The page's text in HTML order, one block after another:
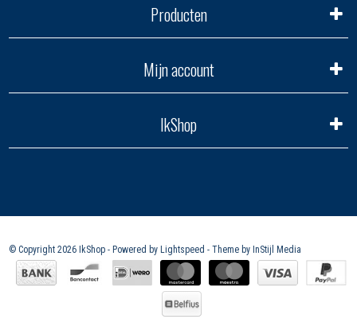
Producten
Mijn account
IkShop
© Copyright 2026 IkShop - Powered by Lightspeed - Theme by InStijl Media